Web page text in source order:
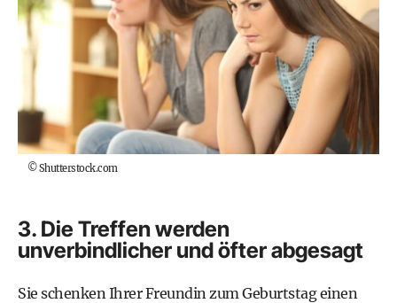
©Shutterstock.com
3. Die Treffen werden
unverbindlicher und öfter abgesagt
Sie schenken Ihrer Freundin zum Geburtstag einen